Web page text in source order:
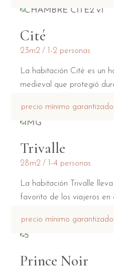
Cité
23m2 1-2 personas
La habitación Cité es un
medieval que protegió
habitantes de la Bastide
precio mínimo garantizado
Trivalle
28m2 1-4 personas
La habitación Trivalle
favorito de los viajeros en
precio mínimo garantizado
Prince Noir